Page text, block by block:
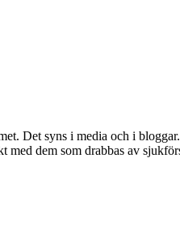
Det syns i media och i
med dem som drabbas av